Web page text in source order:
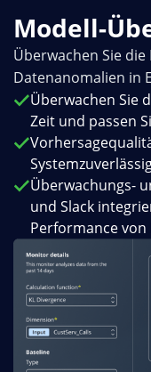
Modell-
Überwachen Sie
Datenanomalien in
Überwachen Sie
Zeit und passen
Überwachungs-
und Slack
Performance von